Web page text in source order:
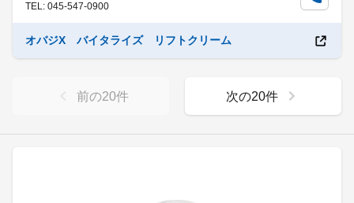
TEL: 045-547-0900
オバジX バイタライズ リフトクリーム
前の20件 次の20件